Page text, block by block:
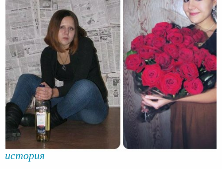
Мария Евсюкова из г. Мелитополь и ее
история